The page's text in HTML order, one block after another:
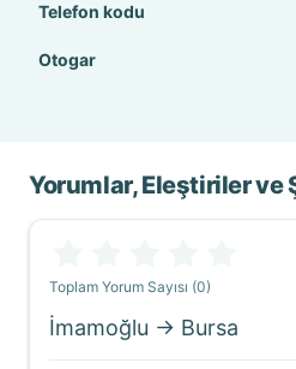
Telefon kodu
Otogar
Yorumlar, Eleştiriler ve
Toplam Yorum Sayısı (0)
İmamoğlu → Bursa